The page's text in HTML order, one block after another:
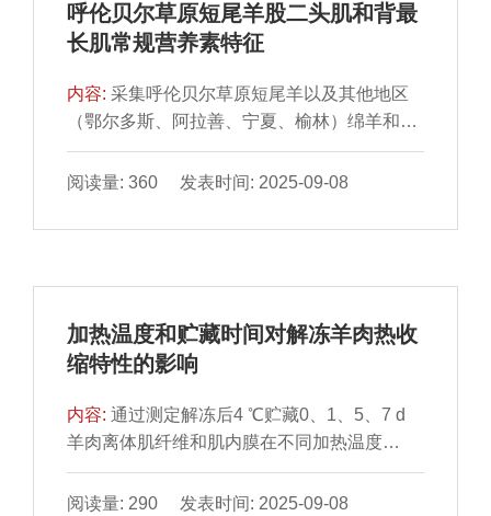
呼伦贝尔草原短尾羊股二头肌和背最
长肌常规营养素特征
内容:采集呼伦贝尔草原短尾羊以及其他地区
（鄂尔多斯、阿拉善、宁夏、榆林）绵羊和山
羊股二头肌和背最长肌214 份，测定4 种常规
营养素（水分、灰分、脂肪和蛋白质）并进行
羊肌肉水分、蛋白质、脂肪和灰分质量分数分
（2.91±2.26）%和（1.65±0.78）%，水分含
规定的羊肉水分限值（≤78%）。辉苏木湿地
和伊敏苏木草原森林交错区绵羊肌肉样本水分
＜0.01），肌间脂肪含量则极显著低于锡尼河
东苏木地区（P＜0.01）；羔羊水分含量极显
著高于成年羊（P＜0.01），灰分和蛋白质含
量极显著低于成年羊（P＜0.01）。草原短尾
阅读量: 360 发表时间: 2025-09-08
加热温度和贮藏时间对解冻羊肉热收
缩特性的影响
内容:通过测定解冻后4 ℃贮藏0、1、5、7 d
羊肉离体肌纤维和肌内膜在不同加热温度
（50、60、70、80 ℃）下的横向、纵向及面
积收缩率，分析加热后羊肉微观结构（孔隙
阅读量: 290 发表时间: 2025-09-08